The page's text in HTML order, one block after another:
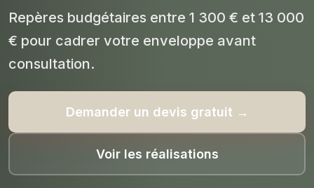
Repères budgétaires entre 1 300 € et 13 000
€ pour cadrer votre enveloppe avant
consultation.
Demander un devis gratuit →
Voir les réalisations